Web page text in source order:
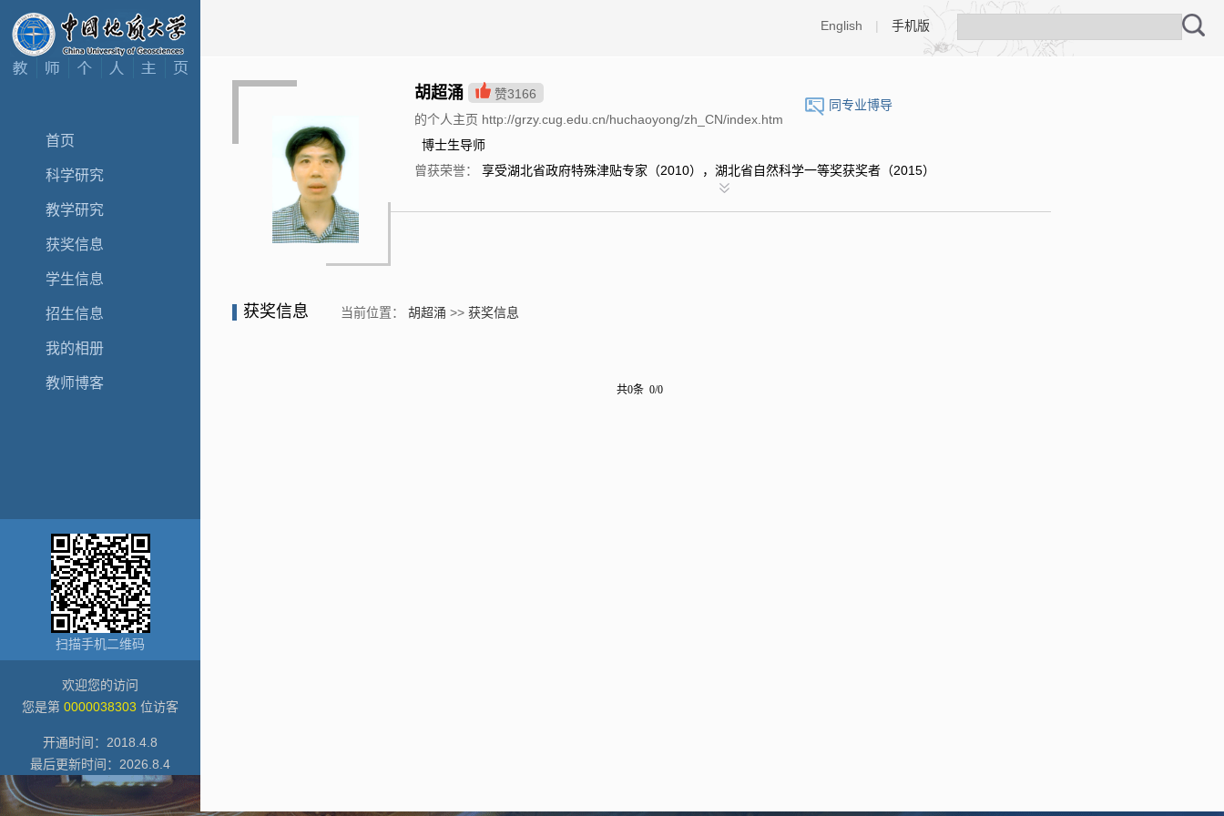
首页
科学研究
教学研究
获奖信息
学生信息
招生信息
我的相册
教师博客
扫描手机二维码
欢迎您的访问
您是第 0000038303 位访客
开通时间： 2018 4 8
最后更新时间： 2026 8 4
English | 手机版
同专业博导
胡超涌 赞3166
的个人主页 http://grzy.cug.edu.cn/huchaoyong/zh_CN/index.htm
博士生导师
曾获荣誉：
享受湖北省政府特殊津贴专家（2010），湖北省自然科学一等奖获奖者（2015）
获奖信息 当前位置： 胡超涌 >> 获奖信息
共0条 0/0